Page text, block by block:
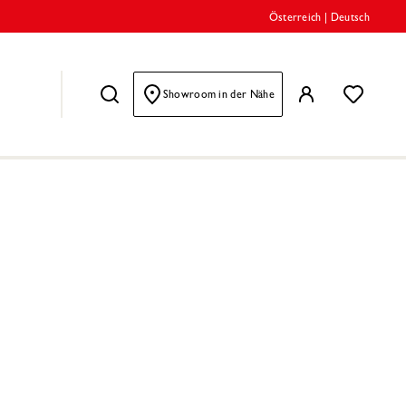
Österreich Deutsch
Showroom in der Nähe